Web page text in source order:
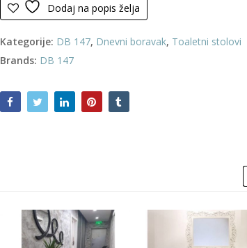
Dodaj na popis želja
Kategorije: DB 147, Dnevni boravak, Toaletni stolovi
Brands: DB 147